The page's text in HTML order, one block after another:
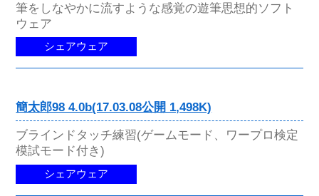
筆をしなやかに流すような感覚の遊筆思想的ソフト
ウェア
シェアウェア
簡太郎98 4.0b(17.03.08公開 1,498K)
ブラインドタッチ練習(ゲームモード、ワープロ検定
模試モード付き)
シェアウェア